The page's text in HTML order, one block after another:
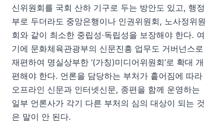
신위원회를 국회 산하 기구로 두는 방안도 있고, 행정
부로 두더라도 중앙은행이나 인권위원회, 노사정위원
회와 같이 최소한 중립성·독립성을 보장해야 한다. 여
기에 문화체육관광부의 신문진흥 업무도 거버넌스로
재편하여 명실상부한 ‘(가칭)미디어위원회’로 확대 개
편해야 한다. 언론을 담당하는 부처가 흩어짐에 따라
오프라인 신문과 인터넷신문, 종편을 함께 운영하는
일부 언론사가 각기 다른 부처의 심의 대상이 되는 것
은 말이 안 된다.